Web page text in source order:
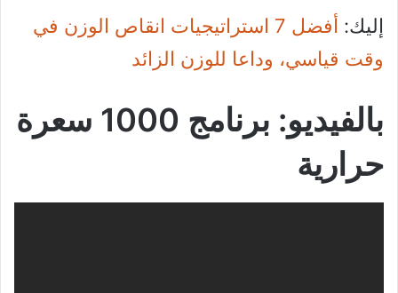
إليك:
أفضل 7 استراتيجيات انقاص الوزن في
وقت قياسي، وداعا للوزن الزائد
بالفيديو: برنامج 1000 سعرة
حرارية